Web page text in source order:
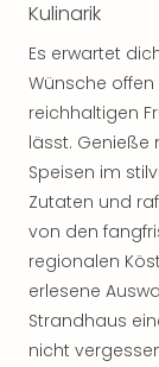
Kulinarik
Es erwartet
Wünsche
reichhaltigen
lässt.
Speisen im
Zutaten und
von den
regionalen
erlesene
Strandhaus
nicht